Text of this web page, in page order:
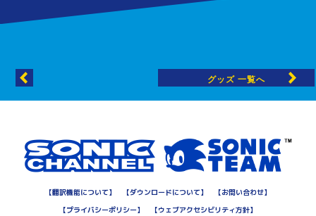
グッズ 一覧へ
【翻訳機能について】 【ダウンロードについて】 【お問い合わせ】
【プライバシーポリシー】 【ウェブアクセシビリティ方針】